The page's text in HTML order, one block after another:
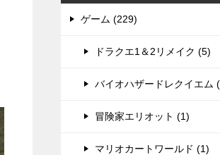
ゲーム (229)
ドラクエ1＆2リメイク (5)
バイオハザードレクイエム
冒険家エリオット (1)
マリオカートワールド (1)